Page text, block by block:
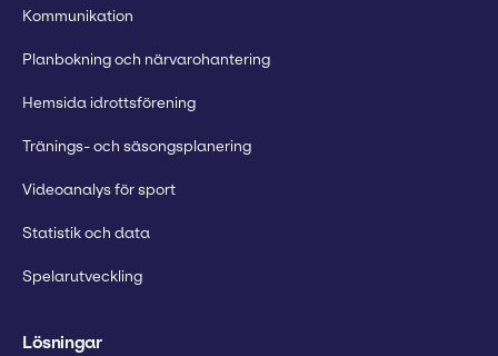
Kommunikation
Planbokning och närvarohantering
Hemsida idrottsförening
Tränings- och säsongsplanering
Videoanalys för sport
Statistik och data
Spelarutveckling
Lösningar